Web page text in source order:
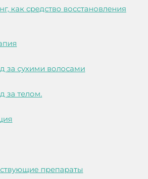
как средство восстановления
за сухими волосами
за телом.
препараты